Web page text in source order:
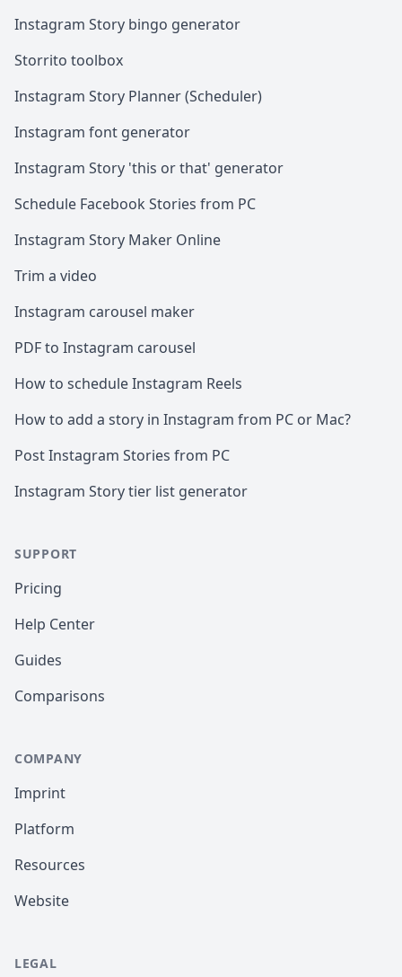
Instagram Story bingo generator
Storrito toolbox
Instagram Story Planner (Scheduler)
Instagram font generator
Instagram Story 'this or that' generator
Schedule Facebook Stories from PC
Instagram Story Maker Online
Trim a video
Instagram carousel maker
PDF to Instagram carousel
How to schedule Instagram Reels
How to add a story in Instagram from PC or Mac?
Post Instagram Stories from PC
Instagram Story tier list generator
SUPPORT
Pricing
Help Center
Guides
Comparisons
COMPANY
Imprint
Platform
Resources
Website
LEGAL